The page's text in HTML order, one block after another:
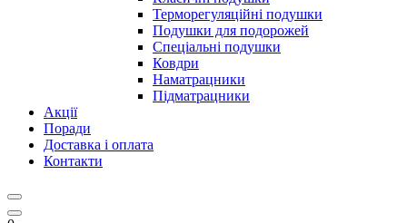
Терморегуляційні подушки
Подушки для подорожей
Спеціальні подушки
Ковдри
Наматрацники
Підматрацники
Акції
Поради
Доставка і оплата
Контакти